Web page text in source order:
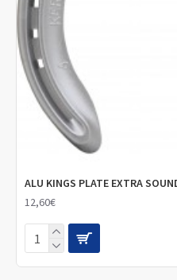
ALU KINGS PLATE EXTRA
12,60€